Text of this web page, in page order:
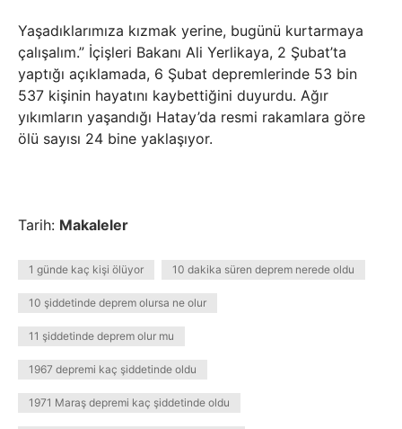
Yaşadıklarımıza kızmak yerine, bugünü kurtarmaya
çalışalım.” İçişleri Bakanı Ali Yerlikaya, 2 Şubat’ta
yaptığı açıklamada, 6 Şubat depremlerinde 53 bin
537 kişinin hayatını kaybettiğini duyurdu. Ağır
yıkımların yaşandığı Hatay’da resmi rakamlara göre
ölü sayısı 24 bine yaklaşıyor.
Tarih: Makaleler
1 günde kaç kişi ölüyor 10 dakika süren deprem nerede oldu
10 şiddetinde deprem olursa ne olur
11 şiddetinde deprem olur mu
1967 depremi kaç şiddetinde oldu
1971 Maraş depremi kaç şiddetinde oldu